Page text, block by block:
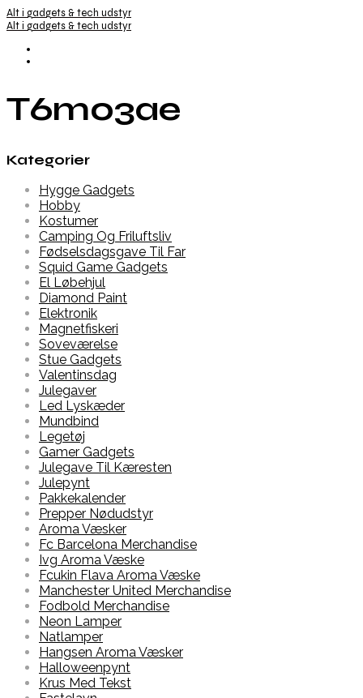
Alt i gadgets & tech udstyr
Alt i gadgets & tech udstyr
T6m03ae
Kategorier
Hygge Gadgets
Hobby
Kostumer
Camping Og Friluftsliv
Fødselsdagsgave Til Far
Squid Game Gadgets
El Løbehjul
Diamond Paint
Elektronik
Magnetfiskeri
Soveværelse
Stue Gadgets
Valentinsdag
Julegaver
Led Lyskæder
Mundbind
Legetøj
Gamer Gadgets
Julegave Til Kæresten
Julepynt
Pakkekalender
Prepper Nødudstyr
Aroma Væsker
Fc Barcelona Merchandise
Ivg Aroma Væske
Fcukin Flava Aroma Væske
Manchester United Merchandise
Fodbold Merchandise
Neon Lamper
Natlamper
Hangsen Aroma Væsker
Halloweenpynt
Krus Med Tekst